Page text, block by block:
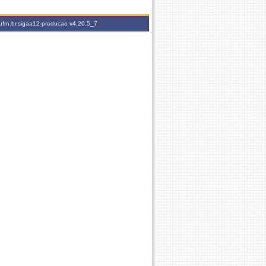
producao v4.20.5_7